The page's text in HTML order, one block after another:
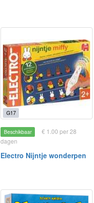
G17
Beschikbaar
€ 1.00 per 28
dagen
Electro Nijntje wonderpen